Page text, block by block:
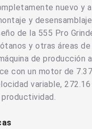
nuevo y
y
de la 555 Pro
y otras áreas
de producción
con un motor de
variable, 272.16